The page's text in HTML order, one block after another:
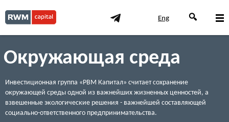
Eng
Окружающая среда
Инвестиционная группа «РВМ Капитал» считает сохранение
окружающей среды одной из важнейших жизненных ценностей, а
взвешенные экологические решения - важнейшей составляющей
социально-ответственного предпринимательства.